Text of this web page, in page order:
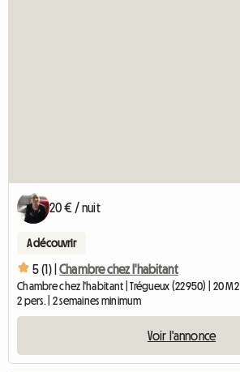
20 € / nuit
A découvrir
5 (1) | Chambre chez l'habitant
Chambre chez l'habitant | Trégueux (22950) | 20 M2
2 pers. | 2 semaines minimum
Voir l'annonce